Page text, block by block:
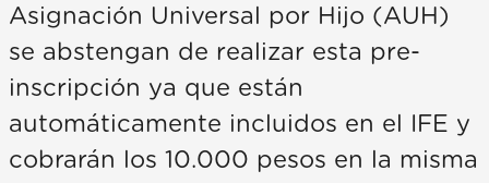
Asignación Universal por Hijo (AUH)
se abstengan de realizar esta pre-
inscripción ya que están
automáticamente incluidos en el IFE y
cobrarán los 10.000 pesos en la misma